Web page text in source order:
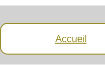
Accueil